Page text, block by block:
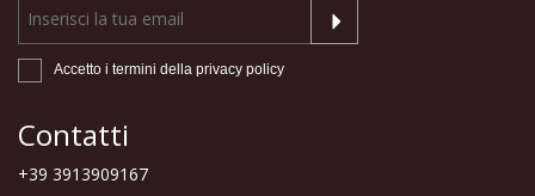
Accetto i termini della privacy policy
Contatti
+39 3913909167